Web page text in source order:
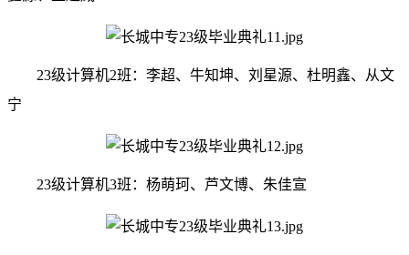
23级计算机2班：李超、牛知坤、刘星源、杜明鑫、从文
宁
23级计算机3班：杨萌珂、芦文博、朱佳宣